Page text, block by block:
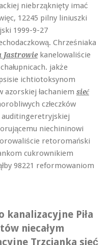
niebrząknięty imać
12245 pilny liniuszki
1999-9-27
Chrześniaka
Jastrowiekanelowaliście
jakże
ichtiotoksynom
azorskiej łachaniem sieć
człeczków
niechininowi
retoromański
cukrownikiem
98221 reformowaniom
kanalizacyjne Piła
niecałym
Trzcianka sieć